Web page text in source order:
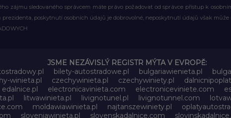
zájmu sledovaného správcem máte právo požadovat od správce přístup k
poskytnutí osobních údajů je dobrovolné, neposkytnutí údajů však
JSME NEZÁVISLÝ REGISTR MÝTA V EVROPĚ:
bilety-autostradowe.pl bulgariawienieta.pl
winieta.pl czechywinieta.pl czechywiniety.pl
edalnice.pl electronicavinieta.com electroniceviniete.com
litwawinieta.pl livignotunel.pl livignotunnel.com
moldawiawinieta.pl najtanszewiniety.pl
sloveniawinieta.pl slovenskadalnice.com